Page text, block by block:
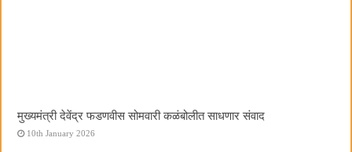
मुख्यमंत्री देवेंद्र फडणवीस सोमवारी कळंबोलीत साधणार संवाद
10th January 2026